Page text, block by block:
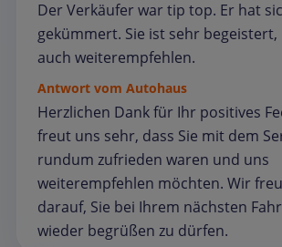
Der Verkäufer war tip top. Er hat
gekümmert. Sie ist sehr
auch weiterempfehlen.
Antwort vom Autohaus
Herzlichen Dank für Ihr positives
freut uns sehr, dass Sie mit dem
rundum zufrieden waren und uns
weiterempfehlen möchten. Wir
darauf, Sie bei Ihrem nächsten
wieder begrüßen zu dürfen.